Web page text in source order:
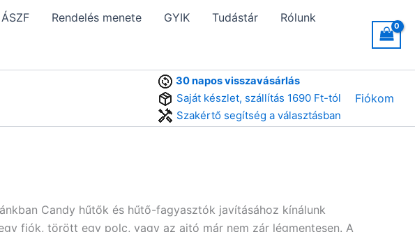
ÁSZF Rendelés menete GYIK Tudástár Rólunk
30 napos visszavásárlás
Saját készlet, szállítás 1690 Ft-tól
Szakértő segítség a választásban
Fiókom
Candy hűtők és hűtő-fagyasztók javításához kínálunk
fiók, törött egy polc, vagy az ajtó már nem zár légmentesen. A